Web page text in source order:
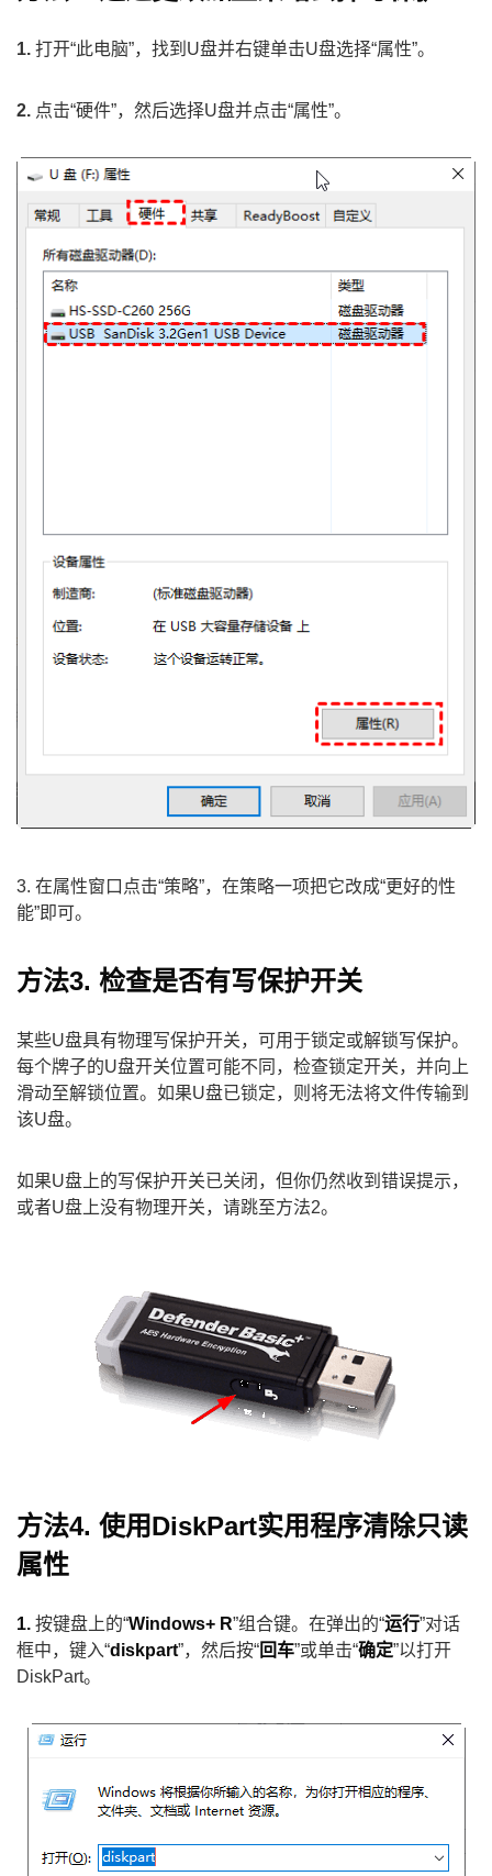
1. 打开“此电脑”，找到U盘并右键单击U盘选择“属性”。
2. 点击“硬件”，然后选择U盘并点击“属性”。
3. 在属性窗口点击“策略”，在策略一项把它改成“更好的性
能”即可。
方法3. 检查是否有写保护开关
某些U盘具有物理写保护开关，可用于锁定或解锁写保护。
每个牌子的U盘开关位置可能不同，检查锁定开关，并向上
滑动至解锁位置。如果U盘已锁定，则将无法将文件传输到
该U盘。
如果U盘上的写保护开关已关闭，但你仍然收到错误提示，
或者U盘上没有物理开关，请跳至方法2。
方法4. 使用DiskPart实用程序清除只读
属性
1. 按键盘上的“Windows+ R”组合键。在弹出的“运行”对话
框中，键入“diskpart”，然后按“回车”或单击“确定”以打开
DiskPart。